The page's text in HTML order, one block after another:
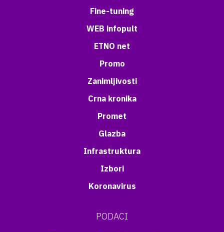
Fine-tuning
WEB infopult
ETNO net
Promo
Zanimljivosti
Crna kronika
Promet
Glazba
Infrastruktura
Izbori
Koronavirus
PODACI